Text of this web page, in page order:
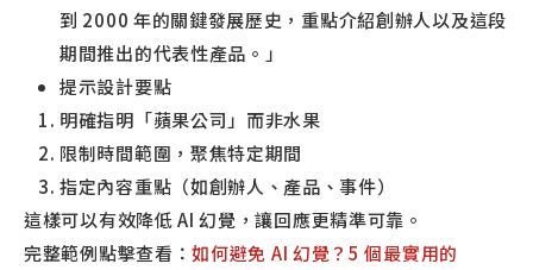
到 2000 年的關鍵發展歷史，重點介紹創辦人以及這段
期間推出的代表性產品。」
提示設計要點
明確指明「蘋果公司」而非水果
限制時間範圍，聚焦特定期間
指定內容重點（如創辦人、產品、事件）
這樣可以有效降低 AI 幻覺，讓回應更精準可靠。
完整範例點擊查看：如何避免 AI 幻覺？5 個最實用的